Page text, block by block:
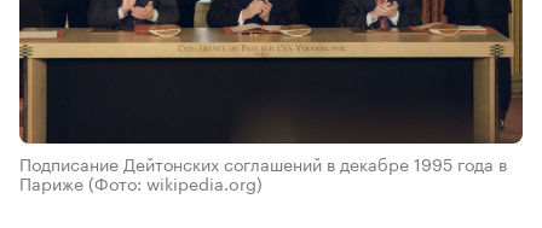
Подписание Дейтонских соглашений в декабре 1995 года в
Париже (Фото: wikipedia.org)